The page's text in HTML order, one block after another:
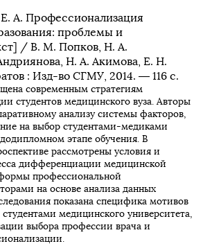
А. Профессионализация
проблемы и
/ В. М. Попков, Н. А.
Н. А. Акимова, Е. Н.
: Изд-во СГМУ, 2014. — 116 с.
современным стратегиям
студентов медицинского вуза. Авторы
анализу системы факторов,
на выбор студентами-медиками
этапе обучения. В
рассмотрены условия и
дифференциации медицинской
профессиональной
на основе анализа данных
показана специфика мотивов
медицинского университета,
выбора профессии врача и